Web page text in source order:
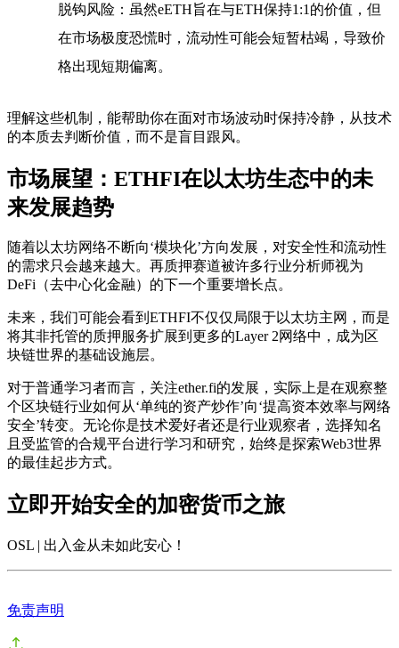
脱钩风险 ：虽然eETH旨在与ETH保持1:1的价值，但
在市场极度恐慌时，流动性可能会短暂枯竭，导致价
格出现短期偏离。
理解这些机制，能帮助你在面对市场波动时保持冷静，从技术
的本质去判断价值，而不是盲目跟风。
市场展望：ETHFI在以太坊生态中的未
来发展趋势
随着以太坊网络不断向‘模块化’方向发展，对安全性和流动性
的需求只会越来越大。再质押赛道被许多行业分析师视为
DeFi（去中心化金融）的下一个重要增长点。
未来，我们可能会看到ETHFI不仅仅局限于以太坊主网，而是
将其非托管的质押服务扩展到更多的Layer 2网络中，成为区
块链世界的基础设施层。
对于普通学习者而言，关注ether.fi的发展，实际上是在观察整
个区块链行业如何从‘单纯的资产炒作’向‘提高资本效率与网络
安全’转变。无论你是技术爱好者还是行业观察者，选择知名
且受监管的合规平台进行学习和研究，始终是探索Web3世界
的最佳起步方式。
立即开始安全的加密货币之旅
OSL | 出入金从未如此安心 ！
免责声明